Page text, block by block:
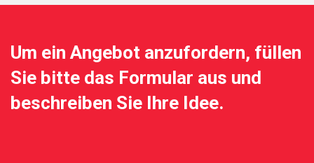
Um ein Angebot anzufordern, füllen
Sie bitte das Formular aus und
beschreiben Sie Ihre Idee.